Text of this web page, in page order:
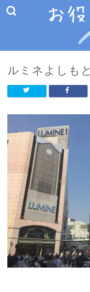
ルミネよしもと